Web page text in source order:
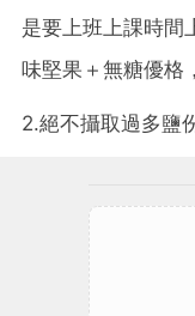
是要上班上課時間
味堅果＋無糖優格
2.絕不攝取過多鹽